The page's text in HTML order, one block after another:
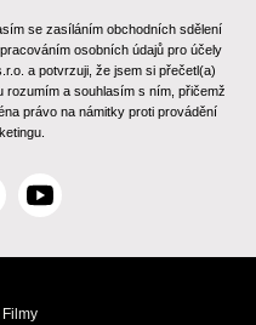
se zasíláním obchodních sdělení
osobních údajů pro účely
a potvrzuji, že jsem si přečetl(a)
rozumím a souhlasím s ním, přičemž
právo na námitky proti provádění
Y
u
Filmy